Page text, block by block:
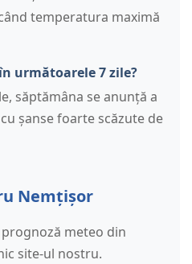
temperatura maximă
următoarele 7 zile?
săptămâna se anunță a
șanse foarte scăzute de
Nemțișor
meteo din
site-ul nostru.